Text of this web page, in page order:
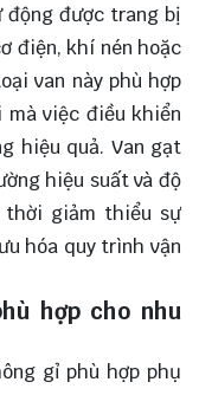
được trang bị
điện, khí nén hoặc
van này phù hợp
việc điều khiển
hiệu quả. Van gạt
hiệu suất và độ
thời giảm thiểu sự
hóa quy trình vận
hợp cho nhu
gỉ phù hợp phụ